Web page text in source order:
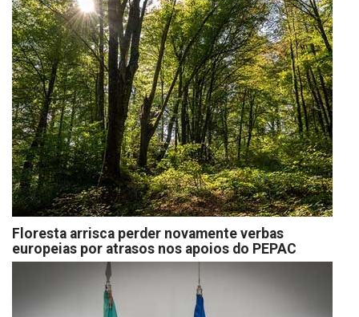
Floresta arrisca perder novamente verbas
europeias por atrasos nos apoios do PEPAC